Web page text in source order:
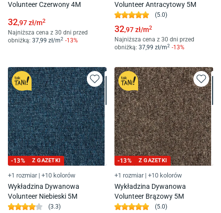
Volunteer Czerwony 4M
32,97zł/m2
Najniższa cena z 30 dni przed
obniżką: 37,99 zł/m2 -13%
Volunteer Antracytowy 5M
(5.0)
32,97zł/m2
Najniższa cena z 30 dni przed
obniżką: 37,99 zł/m2 -13%
-13% Z GAZETKI
+1 rozmiar | +10 kolorów
Wykładzina Dywanowa
Volunteer Niebieski 5M
(3.3)
-13% Z GAZETKI
+1 rozmiar | +10 kolorów
Wykładzina Dywanowa
Volunteer Brązowy 5M
(5.0)